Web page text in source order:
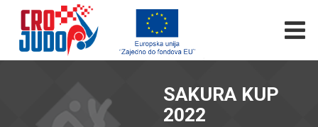
SAKURA KUP
2022